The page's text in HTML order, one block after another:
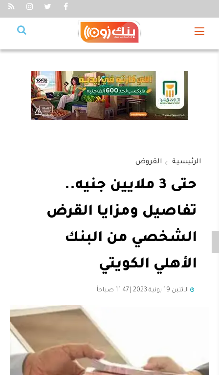
الرئيسية القروض
حتى 3 ملايين جنيه..
تفاصيل ومزايا القرض
الشخصي من البنك
الأهلي الكويتي
الاثنين 19 يونية 2023 | 11:47 صباحاً